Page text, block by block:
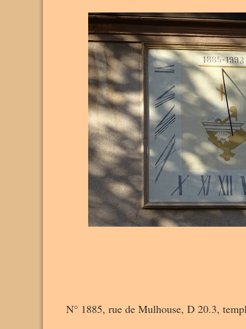
N° 1885, rue de Mulhouse, D 20.3,